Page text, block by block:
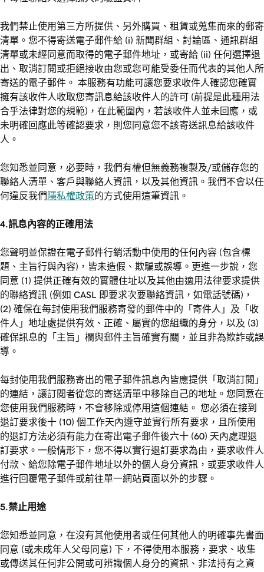
我們禁止使用第三方所提供、另外購買、租賃或蒐集而來的郵寄
清單。您不得寄送電子郵件給 (i) 新聞群組、討論區、通訊群組
清單或未經同意而取得的電子郵件地址，或寄給 (ii) 任何選擇退
出、取消訂閱或拒絕接收由您或您可能受委任而代表的其他人所
寄送的電子郵件。 本服務有功能可讓您要求收件人確認您確實
擁有該收件人收取您寄訊息給該收件人的許可 (前提是此種用法
合乎法律對您的規範)，在此範圍內，若該收件人並未回應，或
未明確回應此等確認要求，則您同意您不該寄送訊息給該收件
人。
您知悉並同意，必要時，我們有權但無義務複製及/或儲存您的
聯絡人清單、客戶與聯絡人資訊，以及其他資訊。我們不會以任
何違反我們 隱私權政策的方式使用這筆資訊。
4.訊息內容的正確用法
您聲明並保證在電子郵件行銷活動中使用的任何內容 (包含標
題、主旨行與內容)，皆未造假、欺騙或誤導。更進一步說，您
同意 (1) 提供正確有效的實體住址以及其他由適用法律要求提供
的聯絡資訊 (例如 CASL 即要求次要聯絡資訊，如電話號碼)，
(2) 確保在每封使用我們服務寄發的郵件中的「寄件人」及「收
件人」地址處提供有效、正確、屬實的您組織的身分，以及 (3)
確保訊息的「主旨」欄與郵件主旨確實有關，並且非為欺詐或誤
導。
每封使用我們服務寄出的電子郵件訊息內皆應提供「取消訂閱」
的連結，讓訂閱者從您的寄送清單中移除自己的地址。您同意在
您使用我們服務時，不會移除或停用這個連結。 您必須在接到
退訂要求後十 (10) 個工作天內遵守並實行所有要求，且所使用
的退訂方法必須有能力在寄出電子郵件後六十 (60) 天內處理退
訂要求。一般情形下，您不得以實行退訂要求為由，要求收件人
付款、給您除電子郵件地址以外的個人身分資訊，或要求收件人
進行回覆電子郵件或前往單一網站頁面以外的步驟。
5.禁止用途
您知悉並同意，在沒有其他使用者或任何其他人的明確事先書面
同意 (或未成年人父母同意) 下，不得使用本服務，要求、收集
或傳送其任何非公開或可辨識個人身分的資訊、非法持有之資